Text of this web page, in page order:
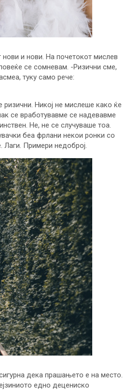
и нови. На почетокот мислев
се сомневам. -Ризични сме,
туку само рече:
Никој не мислеше како ќе
се вработувавме се надевавме
Не, не се случуваше тоа.
беа фрлани некои ронки со
Лаги. Примери недоброј.
дека прашањето е на место.
едно децениско